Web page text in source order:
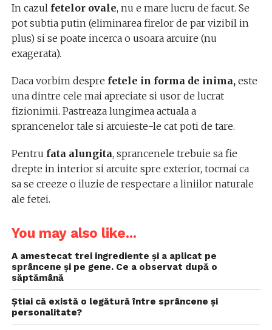
In cazulfetelor ovale, nu e mare lucru de facut. Se
pot subtia putin (eliminarea firelor de par vizibil in
plus) si se poate incerca o usoara arcuire (nu
exagerata).
Daca vorbim despre fetele in forma de inima,este
una dintre cele mai apreciate si usor de lucrat
fizionimii. Pastreaza lungimea actuala a
sprancenelor tale si arcuieste-le cat poti de tare.
Pentru fata alungita, sprancenele trebuie sa fie
drepte in interior si arcuite spre exterior, tocmai ca
sa se creeze o iluzie de respectare a liniilor naturale
ale fetei.
You may also like...
A amestecat trei ingrediente și a aplicat pe
sprâncene și pe gene. Ce a observat după o
săptămână
Știai că există o legătură între sprâncene și
personalitate?